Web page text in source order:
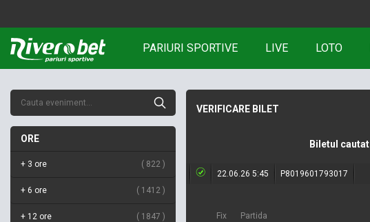
PARIURI SPORTIVE LIVE LOTO
ORE
+ 3 ore 822
+ 6 ore 1412
+ 12 ore 1847
VERIFICARE BILET
Biletul cautat
22.06.26 5:45 P8019601793017
Fix Partida